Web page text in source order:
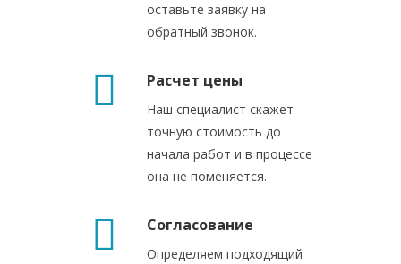
оставьте заявку на
обратный звонок.
Расчет цены
Наш специалист скажет
точную стоимость до
начала работ и в процессе
она не поменяется.
Согласование
Определяем подходящий